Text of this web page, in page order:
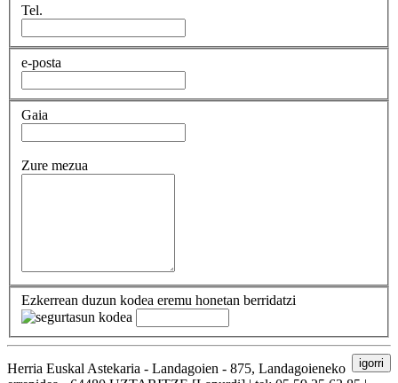
Tel.
e-posta
Gaia
Zure mezua
Ezkerrean duzun kodea eremu honetan berridatzi
igorri
Herria Euskal Astekaria - Landagoien - 875, Landagoieneko